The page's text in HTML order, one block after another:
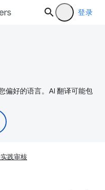
登录
偏好的语言。AI 翻译可能包
践审核